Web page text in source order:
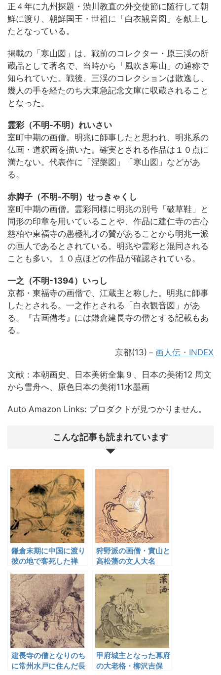
正４年に九州探題・渋川教直の外交使節に随行して朝
鮮に渡り、朝鮮国王・世祖に「白衣観音図」を献上し
たとなっている。
掲載の「寒山図」は、戦前のコレクター・原三渓の所
蔵品として著名で、当時から「風吹き寒山」の通称で
知られていた。戦後、三渓のコレクションは散逸し、
幾人の手を経たのち大東急記念文庫に収蔵されること
となった。
霊彩（不明-不明）れいさい
室町中期の画僧。明兆に師事したと思われ、明兆系の
仏画・道釈画を描いた。確実とされる作品は１０点に
満たない。代表作に「涅槃図」「寒山図」などがあ
る。
赤脚子（不明-不明）せっきゃくし
室町中期の画僧。霊彩同様に明兆の別号「破草鞋」と
同形の印章を用いていることや、作品に建仁寺の古心
慈柏や東福寺の愚極礼才の賛があることから明兆一派
の画人であるとされている。明兆や霊彩と混同される
ことも多い。１０点ほどの作品が確認されている。
一之（不明-1394）いっし
京都・東福寺の画僧で、江蔵主と称した。明兆に師事
したとされる。一之作とされる「白衣観音図」があ
る。『古画備考』には鎌倉建長寺の僧とする記載もあ
る。
京都(13)－ 画人伝・INDEX
文献：本朝画史、日本美術全集９、日本の美術12 周文
から雪舟へ、原色日本の美術11水墨画
Auto Amazon Links: プロダクトが見つかりません。
こんな記事も読まれています
鎌倉末期に中国に渡り
彼の地で客死した禅
僧・黙庵
狩野派の画僧・實山と
高松藩の文人大名
建長寺の僧となりのち
に常州水戸に住んだ長
甲府城主となった幕府
の大老格・柳沢吉保